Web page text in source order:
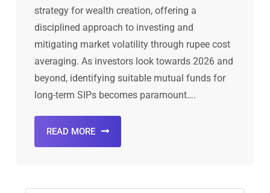
strategy for wealth creation, offering a
disciplined approach to investing and
mitigating market volatility through rupee cost
averaging. As investors look towards 2026 and
beyond, identifying suitable mutual funds for
long-term SIPs becomes paramount….
READ MORE